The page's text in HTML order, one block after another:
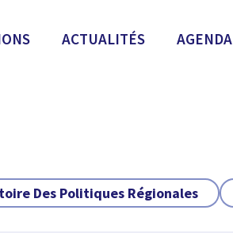
ACTUALITÉS AGENDA
Des Politiques Régionales